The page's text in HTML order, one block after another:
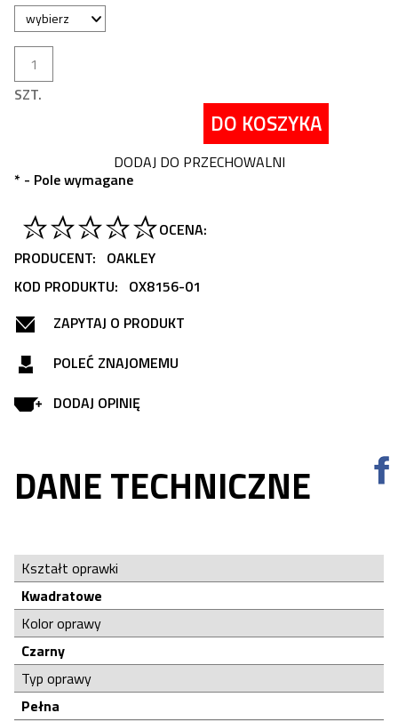
SZT.
DO KOSZYKA
DODAJ DO PRZECHOWALNI
* - Pole wymagane
OCENA:
PRODUCENT: OAKLEY
KOD PRODUKTU: OX8156-01
ZAPYTAJ O PRODUKT
POLEĆ ZNAJOMEMU
DODAJ OPINIĘ
DANE TECHNICZNE
Kształt oprawki
Kwadratowe
Kolor oprawy
Czarny
Typ oprawy
Pełna